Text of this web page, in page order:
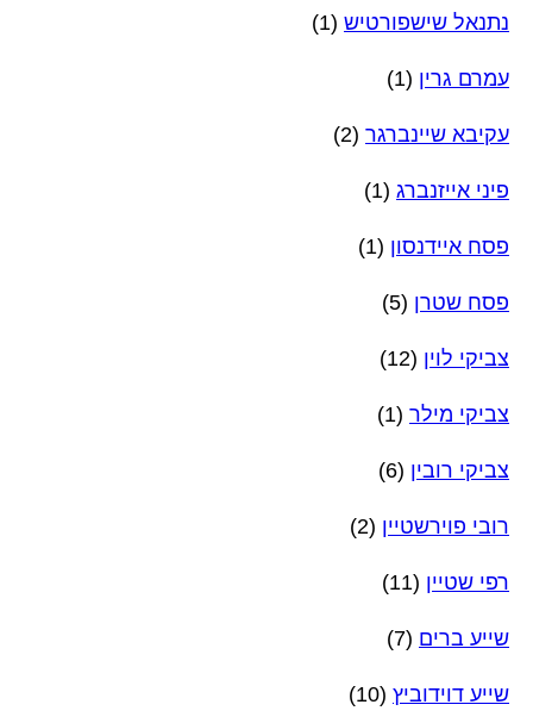
נתנאל שישפורטיש (1)
עמרם גרין (1)
עקיבא שיינברגר (2)
פיני אייזנברג (1)
פסח איידנסון (1)
פסח שטרן (5)
צביקי לוין (12)
צביקי מילר (1)
צביקי רובין (6)
רובי פוירשטיין (2)
רפי שטיין (11)
שייע ברים (7)
שייע דוידוביץ (10)